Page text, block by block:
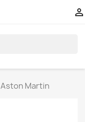

Aston Martin